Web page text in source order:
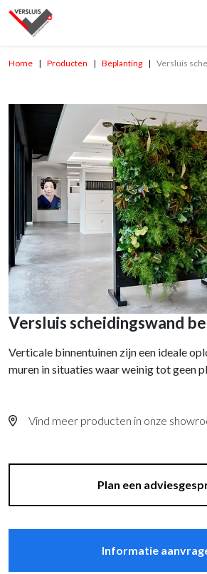
Home Producten Beplanting Versluis
Versluis scheidingswand
Verticale binnentuinen zijn een ideale
muren in situaties waar weinig tot geen
Vind meer producten in onze
Plan een
Informatie